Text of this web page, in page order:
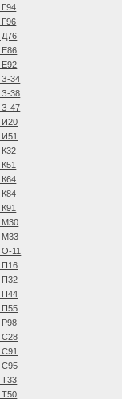
Г94
Г96
Д76
Е86
Е92
З-34
З-38
З-47
И20
И51
К32
К64
К84
М30
М33
О-11
П16
П32
П44
П55
Р98
С28
С91
С95
Т33
Т50